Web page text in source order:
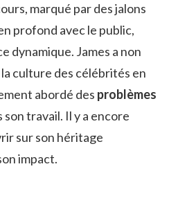
marqué par des jalons
profond avec le public,
dynamique. James a non
culture des célébrités en
abordé des problèmes
son travail. Il y a encore
sur son héritage
impact.